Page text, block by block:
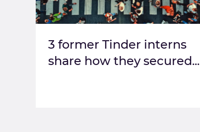
3 former Tinder interns
share how they secured...